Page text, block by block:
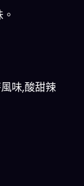
味,酸甜辣